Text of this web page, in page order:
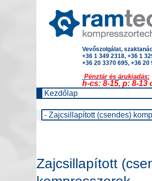
Vevőszolgálat,
+36 1 349 2318, +36 1
+36 20 3370 695, +36 20
Pénztár és árukiadás:
h-cs: 8-15, p: 8-13
Zajcsillapított